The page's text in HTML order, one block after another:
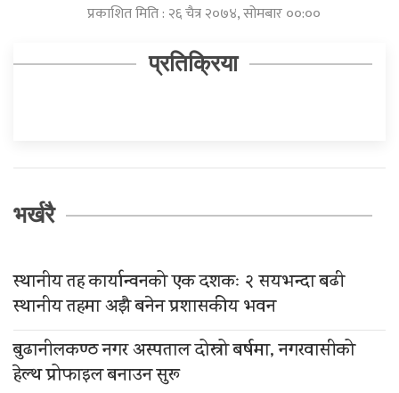
प्रकाशित मिति : २६ चैत्र २०७४, सोमबार ००:००
प्रतिक्रिया
भर्खरै
स्थानीय तह कार्यान्वनको एक दशकः २ सयभन्दा बढी
स्थानीय तहमा अझै बनेन प्रशासकीय भवन
बुढानीलकण्ठ नगर अस्पताल दोस्रो बर्षमा, नगरवासीको
हेल्थ प्रोफाइल बनाउन सुरू